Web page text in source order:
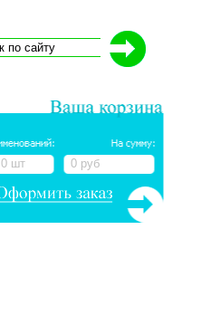
0 шт 0 руб